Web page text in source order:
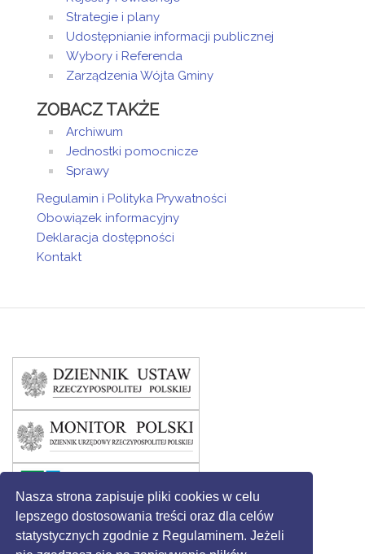
Nasza strona zapisuje pliki cookies w celu
lepszego dostosowania treści oraz dla celów
statystycznych zgodnie z Regulaminem. Jeżeli
Strategie i plany
Udostępnianie informacji publicznej
Wybory i Referenda
Zarządzenia Wójta Gminy
ZOBACZ TAKŻE
Archiwum
Jednostki pomocnicze
Sprawy
Regulamin i Polityka Prywatności
Obowiązek informacyjny
Deklaracja dostępności
Kontakt